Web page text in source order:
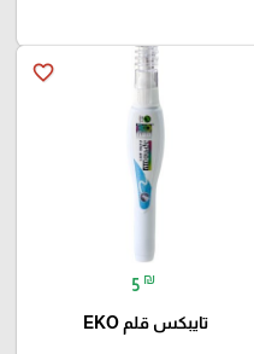
favorite_border
5 ₪
تايبكس قلم EKO